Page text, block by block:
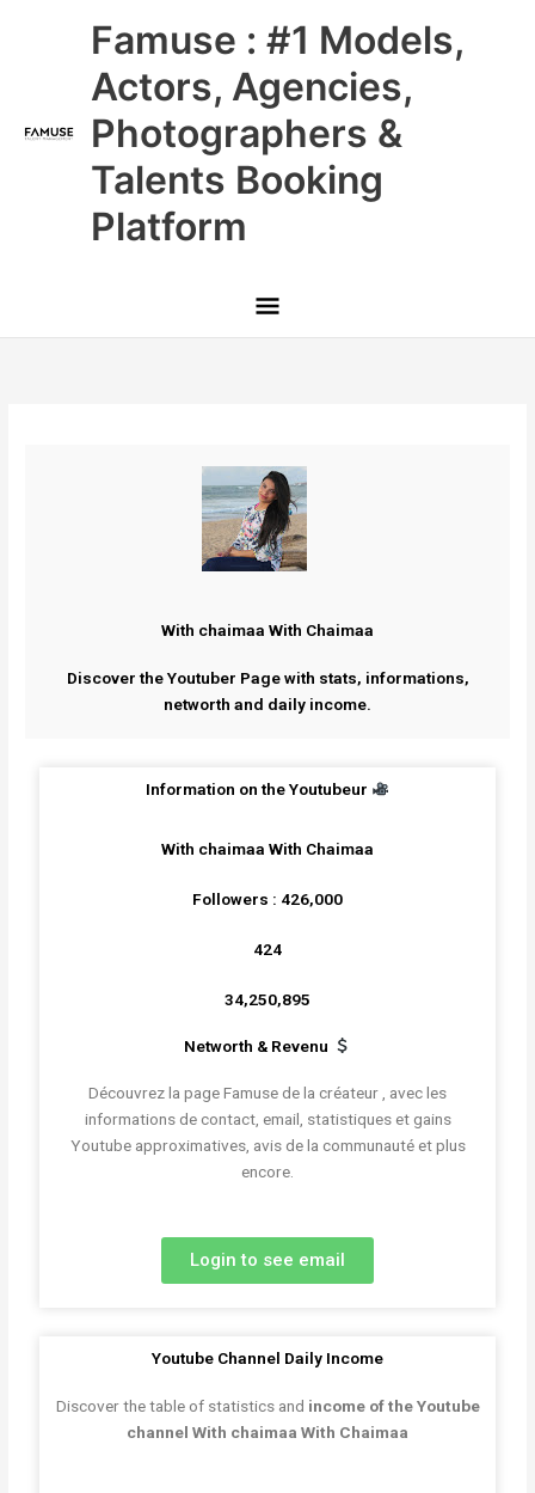
Famuse : #1 Models,
Actors, Agencies,
Photographers &
Talents Booking
Platform
Main
Menu
With chaimaa With Chaimaa
Discover the Youtuber Page with stats, informations,
networth and daily income.
Information on the Youtubeur
With chaimaa With Chaimaa
Followers : 426,000
424
34,250,895
Networth & Revenu
Découvrez la page Famuse de la créateur , avec les
informations de contact, email, statistiques et gains
Youtube approximatives, avis de la communauté et plus
encore.
Login to see email
Youtube Channel Daily Income
Discover the table of statistics and income of the Youtube
channel With chaimaa With Chaimaa